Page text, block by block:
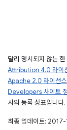
달리 명시되지 않는
Attribution 4.0 라이
Apache 2.0 라이선스
Developers 사이트
사의 등록 상표입니다.
최종 업데이트: